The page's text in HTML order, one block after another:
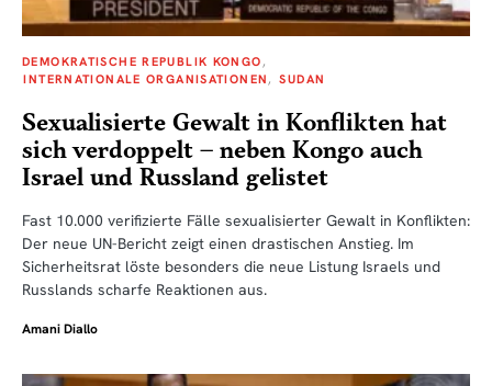
DEMOKRATISCHE REPUBLIK KONGO
INTERNATIONALE ORGANISATIONEN
SUDAN
Sexualisierte Gewalt in Konflikten hat
sich verdoppelt – neben Kongo auch
Israel und Russland gelistet
Fast 10.000 verifizierte Fälle sexualisierter Gewalt in Konflikten:
Der neue UN-Bericht zeigt einen drastischen Anstieg. Im
Sicherheitsrat löste besonders die neue Listung Israels und
Russlands scharfe Reaktionen aus.
Amani Diallo